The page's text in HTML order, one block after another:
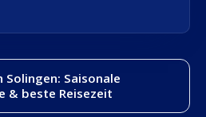
Solingen: Saisonale
& beste Reisezeit